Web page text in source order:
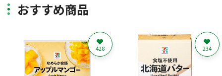
おすすめ商品
428 234